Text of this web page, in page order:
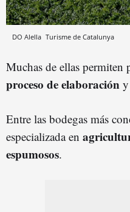
DO Alella Turisme de Catalunya
Muchas de ellas permiten
proceso de elaboración
Entre las bodegas más
especializada en
espumosos.